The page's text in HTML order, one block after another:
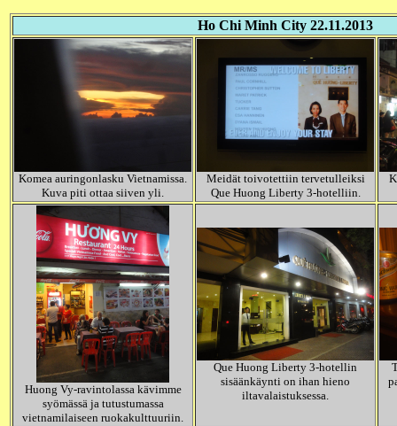
Ho Chi Minh City 22.11.2013
Komea auringonlasku Vietnamissa.
Kuva piti ottaa siiven yli.
Meidät toivotettiin tervetulleiksi
Que Huong Liberty 3-hotelliin.
Huong Vy-ravintolassa kävimme
syömässä ja tutustumassa
vietnamilaiseen ruokakulttuuriin.
Que Huong Liberty 3-hotellin
sisäänkäynti on ihan hieno
iltavalaistuksessa.